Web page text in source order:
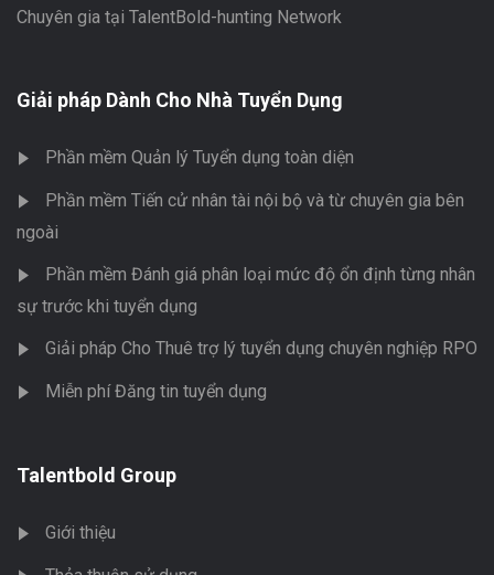
Chuyên gia tại TalentBold-hunting Network
Giải pháp Dành Cho Nhà Tuyển Dụng
Phần mềm Quản lý Tuyển dụng toàn diện
Phần mềm Tiến cử nhân tài nội bộ và từ chuyên gia bên
ngoài
Phần mềm Đánh giá phân loại mức độ ổn định từng nhân
sự trước khi tuyển dụng
Giải pháp Cho Thuê trợ lý tuyển dụng chuyên nghiệp RPO
Miễn phí Đăng tin tuyển dụng
Talentbold Group
Giới thiệu